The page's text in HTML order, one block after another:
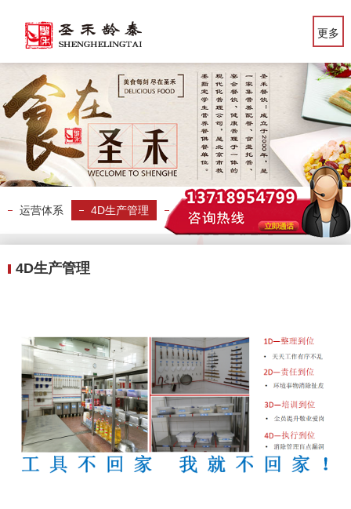
更多
运营体系 4D生产管理 专业人员培训 产品研发
4D生产管理